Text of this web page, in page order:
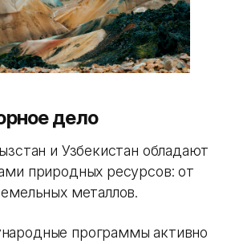
дело
и Узбекистан обладают
природных ресурсов: от
металлов.
программы активно